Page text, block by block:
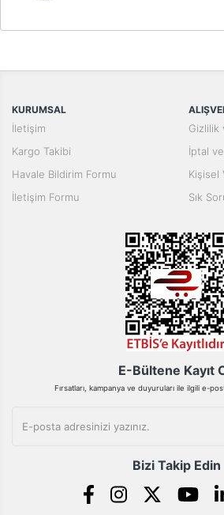
Yorum Yaz
Bu ürünün fiyat bilgisi, resim, ürün
Ürün resmi kalitesiz, bozuk veya
Ürün fiyatı diğer sitelerden daha pahalı.
Bu ürüne benzer farklı alternatifler olmalı.
Gönder
KURUMSAL
İletişim
Kargo Takibi
Havale Bildirim Formu
İletişim Formu
Gizlilik
İptal
Kişisel
Sık
E-Bültene Kayıt
Fırsatları, kampanya ve duyuruları ile ilgili e-
Bizi Takip Edin